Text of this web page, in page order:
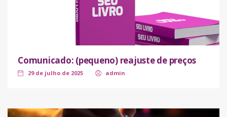
Comunicado: (pequeno) reajuste de preços
29 de julho de 2025 admin